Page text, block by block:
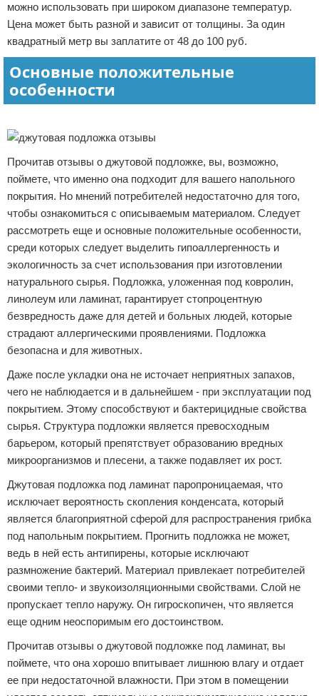
можно использовать при широком диапазоне температур.
Цена может быть разной и зависит от толщины. За один
квадратный метр вы заплатите от 48 до 100 руб.
Основные положительные
особенности
Прочитав отзывы о джутовой подложке, вы, возможно,
поймете, что именно она подходит для вашего напольного
покрытия. Но мнений потребителей недостаточно для того,
чтобы ознакомиться с описываемым материалом. Следует
рассмотреть еще и основные положительные особенности,
среди которых следует выделить гипоаллергенность и
экологичность за счет использования при изготовлении
натурального сырья. Подложка, уложенная под ковролин,
линолеум или ламинат, гарантирует стопроцентную
безвредность даже для детей и больных людей, которые
страдают аллергическими проявлениями. Подложка
безопасна и для животных.
Даже после укладки она не источает неприятных запахов,
чего не наблюдается и в дальнейшем - при эксплуатации под
покрытием. Этому способствуют и бактерицидные свойства
сырья. Структура подложки является превосходным
барьером, который препятствует образованию вредных
микроорганизмов и плесени, а также подавляет их рост.
Джутовая подложка под ламинат паропроницаемая, что
исключает вероятность скопления конденсата, который
является благоприятной сферой для распространения грибка
под напольным покрытием. Прогнить подложка не может,
ведь в ней есть антипирены, которые исключают
размножение бактерий. Материал привлекает потребителей
своими тепло- и звукоизоляционными свойствами. Слой не
пропускает тепло наружу. Он гигроскопичен, что является
еще одним неоспоримым его достоинством.
Прочитав отзывы о джутовой подложке под ламинат, вы
поймете, что она хорошо впитывает лишнюю влагу и отдает
ее при недостаточной влажности. При этом в помещении